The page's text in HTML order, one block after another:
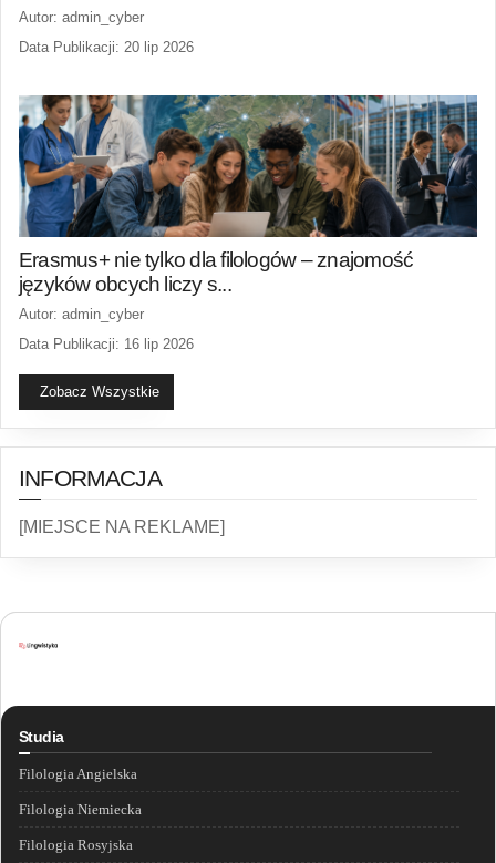
Autor: admin_cyber
Data Publikacji: 20 lip 2026
Erasmus+ nie tylko dla filologów – znajomość
języków obcych liczy s...
Autor: admin_cyber
Data Publikacji: 16 lip 2026
Zobacz Wszystkie
INFORMACJA
[MIEJSCE NA REKLAME]
Studia
Filologia Angielska
Filologia Niemiecka
Filologia Rosyjska